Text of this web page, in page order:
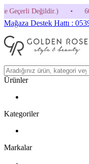
• 600 TL ve Üzeri
Mağaza Destek Hattı :
Ürünler
Kategoriler
Markalar